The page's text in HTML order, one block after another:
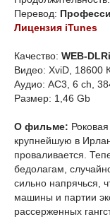
Перевод:
Лицензия iTunes
Качество: WEB-
Видео: XviD, 18600
Аудио: AC3, 6 ch,
Размер: 1,46 Gb
О фильме:
крупнейшую в
проваливается.
бедолагам,
сильно напрячься,
машины и партии
рассерженных